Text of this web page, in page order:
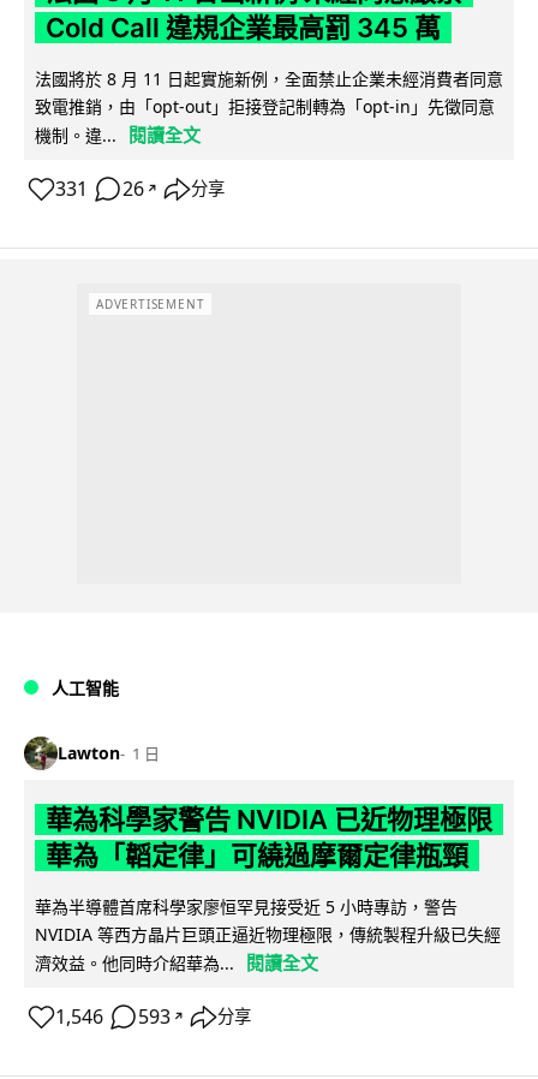
Cold Call 違規企業最高罰 345 萬
法國將於 8 月 11 日起實施新例，全面禁止企業未經消費者同意
致電推銷，由「opt-out」拒接登記制轉為「opt-in」先徵同意
機制。違...
閱讀全文
331 26 ↗ 分享
ADVERTISEMENT
人工智能
Lawton 1 日
華為科學家警告 NVIDIA 已近物理極限
華為「韜定律」可繞過摩爾定律瓶頸
華為半導體首席科學家廖恒罕見接受近 5 小時專訪，警告
NVIDIA 等西方晶片巨頭正逼近物理極限，傳統製程升級已失經
濟效益。他同時介紹華為...
閱讀全文
1,546 593 ↗ 分享